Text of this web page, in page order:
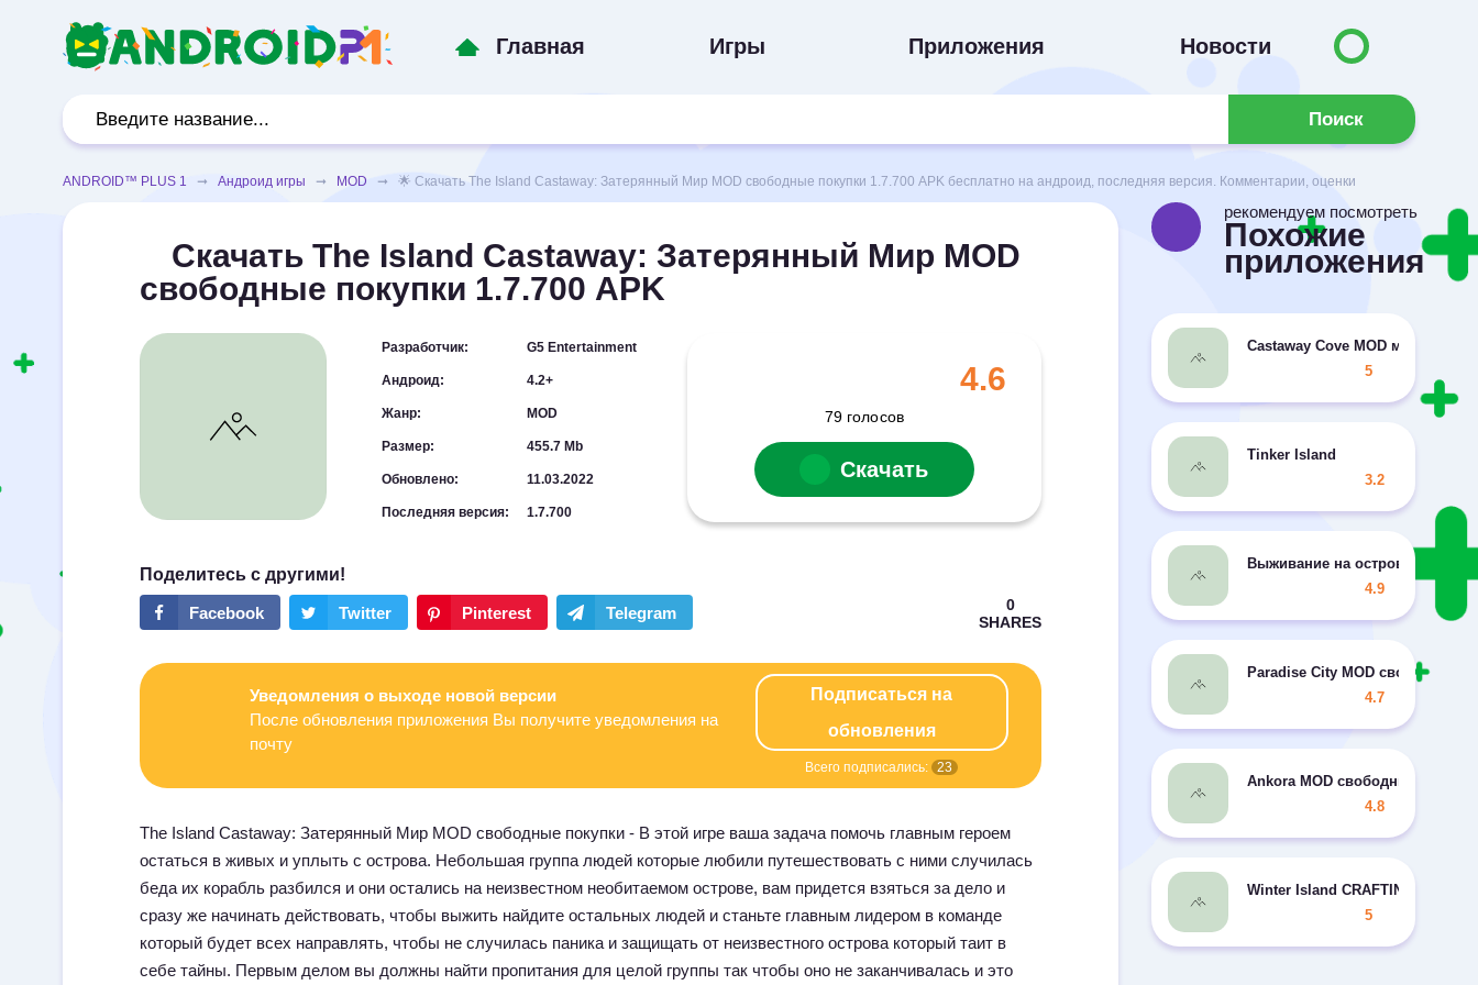
Главная Игры Приложения Новости
Поиск
ANDROID™ PLUS 1 ➞ Андроид игры ➞ MOD ➞ 🌟 Скачать The Island Castaway: Затерянный Мир MOD свободные покупки 1.7.700 APK бесплатно на андроид, последняя версия. Комментарии, оценки
Скачать The Island Castaway: Затерянный Мир MOD
свободные покупки 1.7.700 APK
Разработчик: G5 Entertainment
Андроид: 4.2+
Жанр: MOD
Размер: 455.7 Mb
Обновлено: 11.03.2022
Последняя версия: 1.7.700
4.6
79 голосов
Скачать
Уведомления о выходе новой версии
После обновления приложения Вы получите уведомления на
почту
Подписаться на
обновления
Всего подписались: 23
The Island Castaway: Затерянный Мир MOD свободные покупки - В этой игре ваша задача помочь главным героем
остаться в живых и уплыть с острова. Небольшая группа людей которые любили путешествовать с ними случилась
беда их корабль разбился и они остались на неизвестном необитаемом острове, вам придется взяться за дело и
сразу же начинать действовать, чтобы выжить найдите остальных людей и станьте главным лидером в команде
который будет всех направлять, чтобы не случилась паника и защищать от неизвестного острова который таит в
себе тайны. Первым делом вы должны найти пропитания для целой группы так чтобы оно не заканчивалась и это
рекомендуем посмотреть
Похожие
приложения
Castaway Cove MOD много денег
5
Tinker Island
3.2
Выживание на острове арк
4.9
Paradise City MOD свободные
4.7
Ankora MOD свободные
4.8
Winter Island CRAFTING GAME
5